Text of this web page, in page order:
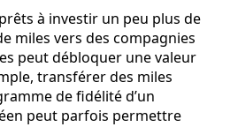
à investir un peu plus de
miles vers des compagnies
peut débloquer une valeur
transférer des miles
de fidélité d’un
peut parfois permettre